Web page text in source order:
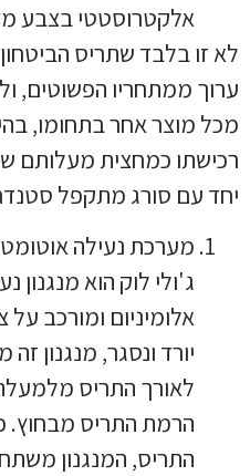
אלקטרוסטטי בצבע
לא זו בלבד שתריס
ערוך ממתחריו הפשוטים,
מכל מוצר אחר בתחומו,
רכישתו כמחצית מעלותם
יחד עם סורג מתקפל
מערכת נעילה
ג'ולי לוק הוא מנגנון
אלומיניום ומורכב על
יורד ונסגר, מנגנון
לאורך התריס
הרמת התריס מבחוץ.
התריס, המנגנון